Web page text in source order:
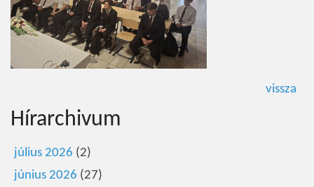
vissza
Hírarchivum
július 2026 (2)
június 2026 (27)